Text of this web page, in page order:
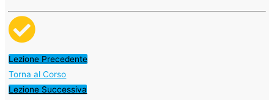
Lezione Precedente
Torna al Corso
Lezione Successiva